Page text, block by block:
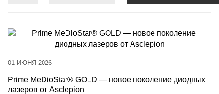
01 ИЮНЯ 2026
Prime MeDioStar® GOLD — новое поколение диодных
лазеров от Asclepion